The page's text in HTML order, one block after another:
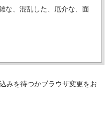
な、混乱した、厄介な、面
みを待つかブラウザ変更をお